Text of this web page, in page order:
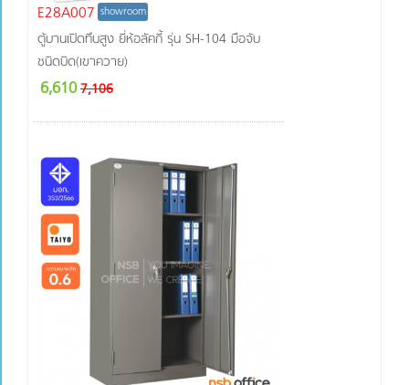
E28A007 showroom
ตู้บานเปิดทึบสูง ยี่ห้อลัคกี้ รุ่น SH-104 มือจับ
ชนิดบิด(เขาควาย)
6,6107,106